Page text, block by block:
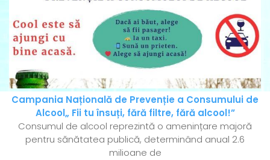
Campania Națională de Prevenție a Consumului de
Alcool„ Fii tu însuți, fără filtre, fără alcool!”
Consumul de alcool reprezintă o amenințare majoră
pentru sănătatea publică, determinând anual 2.6
milioane de